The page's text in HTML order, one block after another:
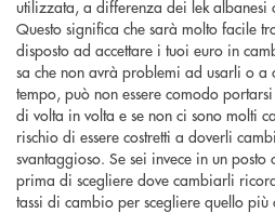
utilizzata, a differenza dei lek albanesi
Questo significa che sarà molto facile
disposto ad accettare i tuoi euro in
sa che non avrà problemi ad usarli o a
tempo, può non essere comodo
di volta in volta e se non ci sono molti
rischio di essere costretti a doverli
svantaggioso. Se sei invece in un
prima di scegliere dove cambiarli
tassi di cambio per scegliere quello più